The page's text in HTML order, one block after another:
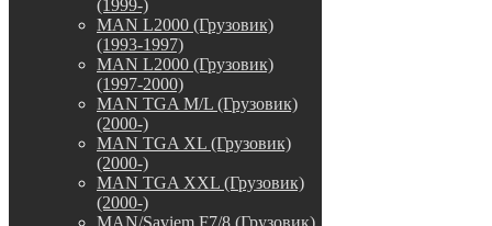
(1999-)
MAN L2000 (Грузовик)
(1993-1997)
MAN L2000 (Грузовик)
(1997-2000)
MAN TGA M/L (Грузовик)
(2000-)
MAN TGA XL (Грузовик)
(2000-)
MAN TGA XXL (Грузовик)
(2000-)
MAN/Saviem F7/8 (Грузовик)